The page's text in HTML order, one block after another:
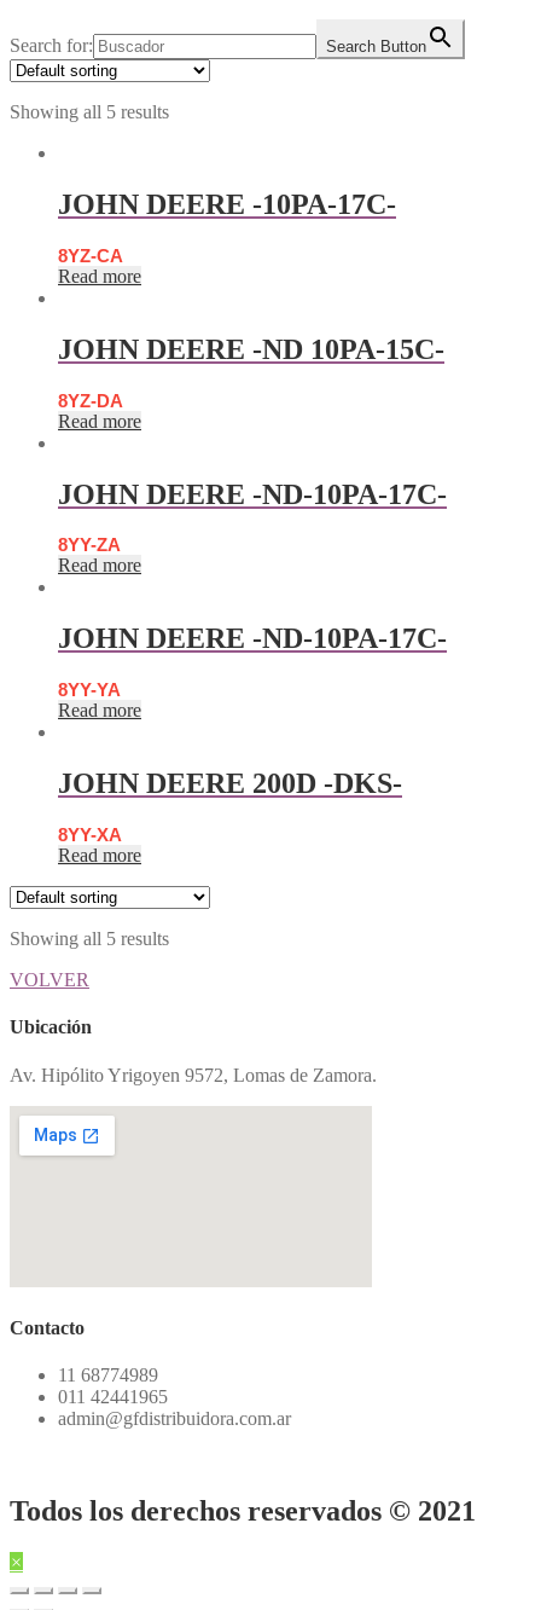
Search for: Search Button
Showing all 5 results
JOHN DEERE -10PA-17C-
8YZ-CA
Read more
JOHN DEERE -ND 10PA-15C-
8YZ-DA
Read more
JOHN DEERE -ND-10PA-17C-
8YY-ZA
Read more
JOHN DEERE -ND-10PA-17C-
8YY-YA
Read more
JOHN DEERE 200D -DKS-
8YY-XA
Read more
Showing all 5 results
VOLVER
Ubicación
Av. Hipólito Yrigoyen 9572, Lomas de Zamora.
Contacto
11 68774989
011 42441965
admin@gfdistribuidora.com.ar
Todos los derechos reservados © 2021
×